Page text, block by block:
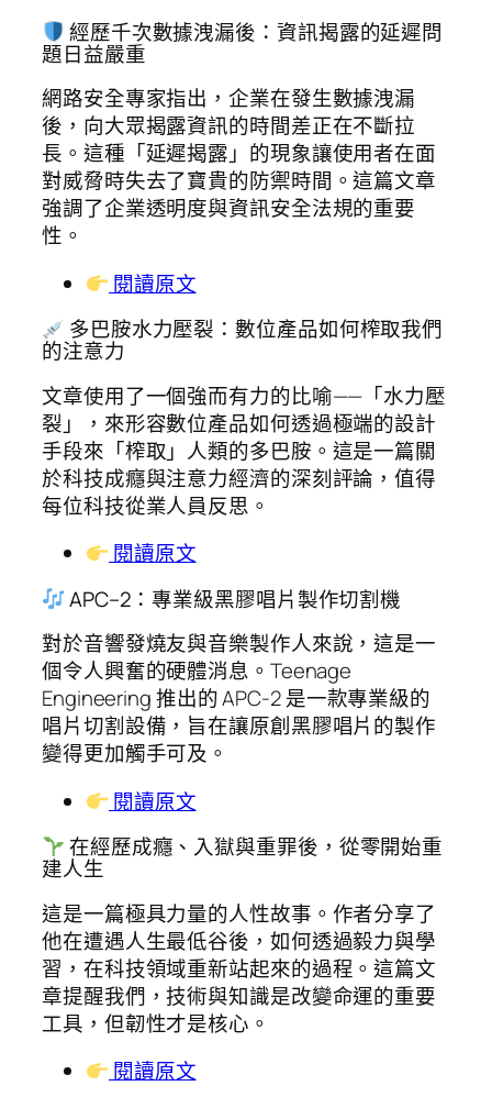
經歷千次數據洩漏後：資訊揭露的延遲問
題日益嚴重
網路安全專家指出，企業在發生數據洩漏
後，向大眾揭露資訊的時間差正在不斷拉
長。這種「延遲揭露」的現象讓使用者在面
對威脅時失去了寶貴的防禦時間。這篇文章
強調了企業透明度與資訊安全法規的重要
性。
閱讀原文
多巴胺水力壓裂：數位產品如何榨取我們
的注意力
文章使用了一個強而有力的比喻——「水力壓
裂」，來形容數位產品如何透過極端的設計
手段來「榨取」人類的多巴胺。這是一篇關
於科技成癮與注意力經濟的深刻評論，值得
每位科技從業人員反思。
閱讀原文
APC–2：專業級黑膠唱片製作切割機
對於音響發燒友與音樂製作人來說，這是一
個令人興奮的硬體消息。Teenage
Engineering 推出的 APC-2 是一款專業級的
唱片切割設備，旨在讓原創黑膠唱片的製作
變得更加觸手可及。
閱讀原文
在經歷成癮、入獄與重罪後，從零開始重
建人生
這是一篇極具力量的人性故事。作者分享了
他在遭遇人生最低谷後，如何透過毅力與學
習，在科技領域重新站起來的過程。這篇文
章提醒我們，技術與知識是改變命運的重要
工具，但韌性才是核心。
閱讀原文